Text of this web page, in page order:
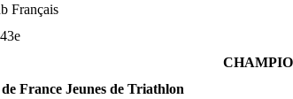
Français
France Jeunes de Triathlon